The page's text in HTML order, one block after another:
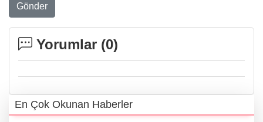
Gönder
Yorumlar (0)
En Çok Okunan Haberler